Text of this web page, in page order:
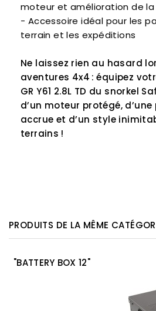
moteur et amélioration de
- Accessoire idéal pour les
terrain et les expéditions
Ne laissez rien au hasard
aventures 4x4 : équipez
GR Y61 2.8L TD du snorkel
d’un moteur protégé,
accrue et d’un style
terrains !
PRODUITS DE LA MÊME
"BATTERY BOX 12"